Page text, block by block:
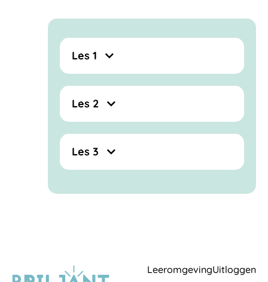
Les 1
Les 2
Les 3
LeeromgevingUitloggen